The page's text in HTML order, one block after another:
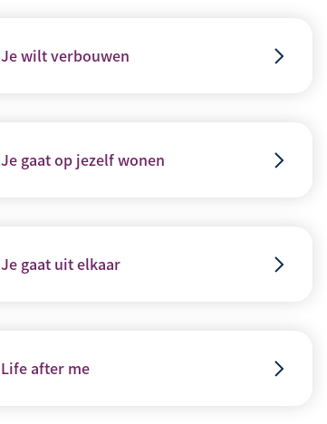
Je wilt verbouwen
Je gaat op jezelf wonen
Je gaat uit elkaar
Life after me